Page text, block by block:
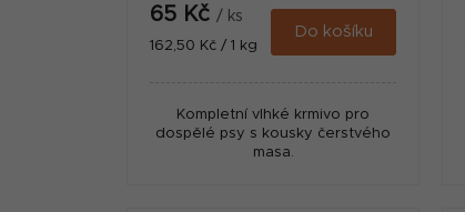
65 Kč / ks
Měrná
162,50 Kč / 1 kg
Do košíku
Kompletní vlhké krmivo pro
dospělé psy s kousky čerstvého
masa.